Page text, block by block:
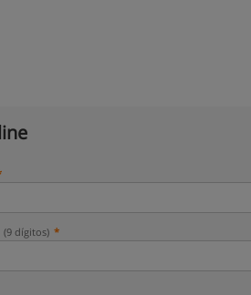
(9 dígitos)